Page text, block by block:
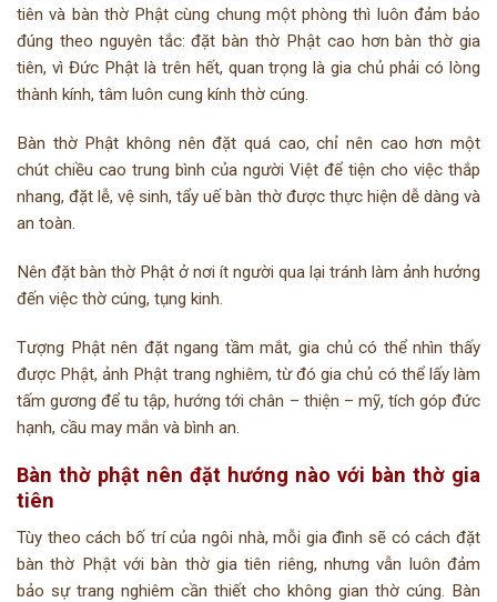
tiên và bàn thờ Phật cùng chung một phòng thì luôn đảm bảo
đúng theo nguyên tắc: đặt bàn thờ Phật cao hơn bàn thờ gia
tiên, vì Đức Phật là trên hết, quan trọng là gia chủ phải có lòng
thành kính, tâm luôn cung kính thờ cúng.
Bàn thờ Phật không nên đặt quá cao, chỉ nên cao hơn một
chút chiều cao trung bình của người Việt để tiện cho việc thắp
nhang, đặt lễ, vệ sinh, tẩy uế bàn thờ được thực hiện dễ dàng và
an toàn.
Nên đặt bàn thờ Phật ở nơi ít người qua lại tránh làm ảnh hưởng
đến việc thờ cúng, tụng kinh.
Tượng Phật nên đặt ngang tầm mắt, gia chủ có thể nhìn thấy
được Phật, ảnh Phật trang nghiêm, từ đó gia chủ có thể lấy làm
tấm gương để tu tập, hướng tới chân – thiện – mỹ, tích góp đức
hạnh, cầu may mắn và bình an.
Bàn thờ phật nên đặt hướng nào với bàn thờ gia
tiên
Tùy theo cách bố trí của ngôi nhà, mỗi gia đình sẽ có cách đặt
bàn thờ Phật với bàn thờ gia tiên riêng, nhưng vẫn luôn đảm
bảo sự trang nghiêm cần thiết cho không gian thờ cúng. Bàn